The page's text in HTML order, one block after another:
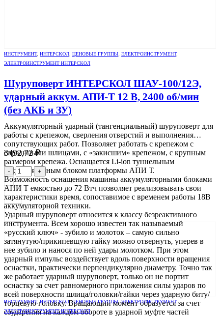
ИНСТРУМЕНТ, ИНТЕРСКОЛ ЦЕНОВЫЕ ГРУППЫ ЭЛЕКТРОИНСТРУМЕНТ,
ЭЛЕКТРОИНСТРУМЕНТ ИНТЕРСКОЛ
Шуруповерт ИНТЕРСКОЛ ШАУ-100/12Э,
ударный аккум. АПИ-Т 12 В, 2400 об/мин
(без АКБ и ЗУ)
Аккумуляторный ударный (тангенциальный) шуруповерт для
работы с крепежом, сверления отверстий и выполнения
сопутствующих работ. Позволяет работать с крепежом с
сорванными шлицами, с «закисшим» крепежом, с крупным
размером крепежа. Оснащается Li-ion туннельным
аккумуляторным блоком платформы АПИ Т.
Возможность оснащения машины аккумуляторными блоками
АПИ Т емкостью до 72 Втч позволяет реализовывать свои
характеристики время, сопоставимое с временем работы 18В
аккумуляторной техники.
Ударный шуруповерт относится к классу безреактивного
инструмента. Всем хорошо известен так называемый
«русский ключ» - зубило и молоток – самую сильно
затянутую/прикипевшую гайку можно отвернуть, уперев в
нее зубило и нанося по ней удары молотком. При этом
ударный импульс воздействует вдоль поверхности вращения
оснастки, практически перпендикулярно диаметру. Точно так
же работает ударный шуруповерт, только он не портит
оснастку за счет равномерного приложения силы ударов по
всей поверхности шлица/головки/гайки через ударную биту/
торцевую головку. Вращающий момент образуется за счет
соударения на каждом обороте в ударной муфте частей
3492,72₽
- +
ИНСТРУМЕНТ,ИНТЕРСКОЛ,ЦЕНОВЫЕ ГРУППЫ,ЭЛЕКТРОИНСТРУМЕНТ,
ЭЛЕКТРОИНСТРУМЕНТ ИНТЕРСКОЛ